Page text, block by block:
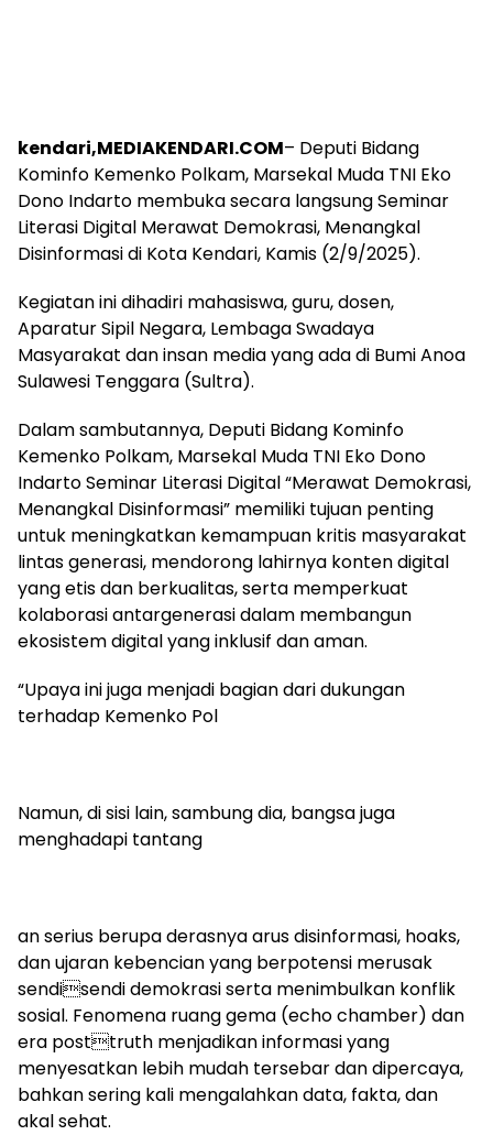
kendari,MEDIAKENDARI.COM– Deputi Bidang
Kominfo Kemenko Polkam, Marsekal Muda TNI Eko
Dono Indarto membuka secara langsung Seminar
Literasi Digital Merawat Demokrasi, Menangkal
Disinformasi di Kota Kendari, Kamis (2/9/2025).
Kegiatan ini dihadiri mahasiswa, guru, dosen,
Aparatur Sipil Negara, Lembaga Swadaya
Masyarakat dan insan media yang ada di Bumi Anoa
Sulawesi Tenggara (Sultra).
Dalam sambutannya, Deputi Bidang Kominfo
Kemenko Polkam, Marsekal Muda TNI Eko Dono
Indarto Seminar Literasi Digital “Merawat Demokrasi,
Menangkal Disinformasi” memiliki tujuan penting
untuk meningkatkan kemampuan kritis masyarakat
lintas generasi, mendorong lahirnya konten digital
yang etis dan berkualitas, serta memperkuat
kolaborasi antargenerasi dalam membangun
ekosistem digital yang inklusif dan aman.
“Upaya ini juga menjadi bagian dari dukungan
terhadap Kemenko Pol
Namun, di sisi lain, sambung dia, bangsa juga
menghadapi tantang
an serius berupa derasnya arus disinformasi, hoaks,
dan ujaran kebencian yang berpotensi merusak
sendisendi demokrasi serta menimbulkan konflik
sosial. Fenomena ruang gema (echo chamber) dan
era posttruth menjadikan informasi yang
menyesatkan lebih mudah tersebar dan dipercaya,
bahkan sering kali mengalahkan data, fakta, dan
akal sehat.